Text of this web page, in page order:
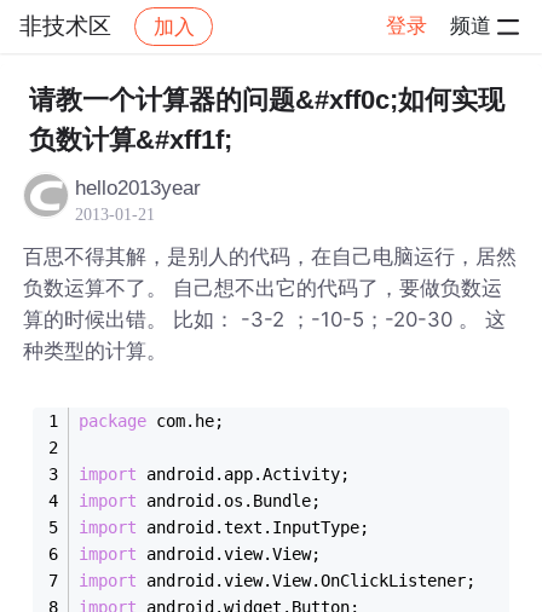
非技术区 加入 登录 频道
社区 非技术区 帖子详情
请教一个计算器的问题&#xff0c;如何实现
负数计算&#xff1f;
hello2013year
2013-01-21
百思不得其解，是别人的代码，在自己电脑运行，居然
负数运算不了。 自己想不出它的代码了，要做负数运
算的时候出错。 比如： -3-2 ；-10-5；-20-30 。 这
种类型的计算。
package com.he;
import android.app.Activity;
import android.os.Bundle;
import android.text.InputType;
import android.view.View;
import android.view.View.OnClickListener;
import android.widget.Button;